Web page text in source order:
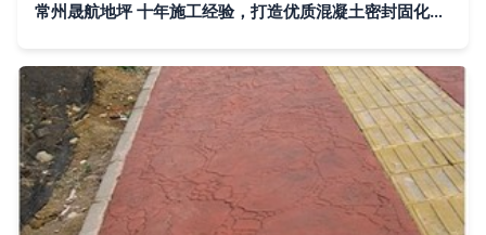
常州晟航地坪 十年施工经验，打造优质混凝土密封固化剂地坪首选品牌